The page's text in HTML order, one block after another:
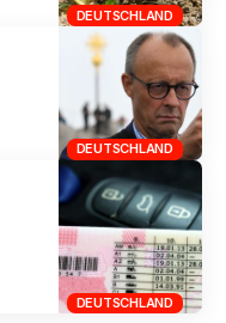
DEUTSCHLAND
DEUTSCHLAND
DEUTSCHLAND